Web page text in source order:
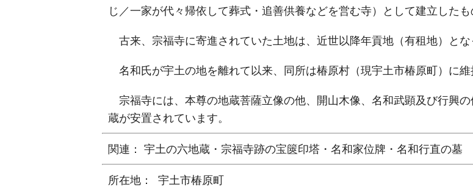
じ／一家が代々帰依して葬式・追善供養などを営む寺）として建立した
古来、宗福寺に寄進されていた土地は、近世以降年貢地（有租地）とな
名和氏が宇土の地を離れて以来、同所は椿原村（現宇土市椿原町）に維
宗福寺には、本尊の地蔵菩薩立像の他、開山木像、名和武顕及び行興
蔵が安置されています。
関連： 宇土の六地蔵・宗福寺跡の宝篋印塔・名和家位牌・名和行直の墓
所在地： 宇土市椿原町